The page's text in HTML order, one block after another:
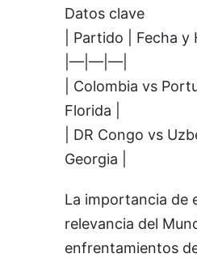
Datos clave
| Partido | Fecha y
|—|—|—|
| Colombia vs
Florida |
| DR Congo vs
Georgia |
La importancia de
relevancia del
enfrentamientos